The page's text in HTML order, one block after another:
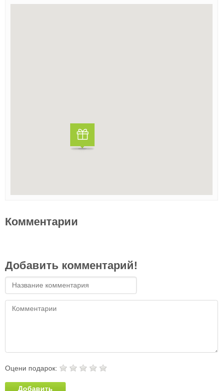
Комментарии
Добавить комментарий!
Оцени подарок:
Добавить